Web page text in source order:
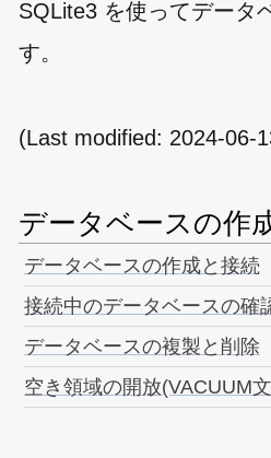
SQLite3 を使ってデータ
す。
(Last modified: 2024-06-
データベースの作
データベースの作成と接続
接続中のデータベースの確
データベースの複製と削除
空き領域の開放(VACUUM